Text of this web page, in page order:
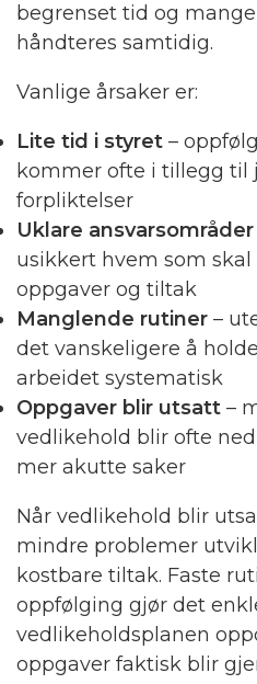
begrenset tid og
håndteres samtidig.
Vanlige årsaker er:
Lite tid i styret –
kommer ofte i tillegg til
forpliktelser
Uklare ansvarsområder
usikkert hvem som
oppgaver og tiltak
Manglende rutiner –
det vanskeligere å
arbeidet systematisk
Oppgaver blir utsatt –
vedlikehold blir ofte
mer akutte saker
Når vedlikehold blir
mindre problemer
kostbare tiltak. Faste
oppfølging gjør det
vedlikeholdsplanen
oppgaver faktisk blir